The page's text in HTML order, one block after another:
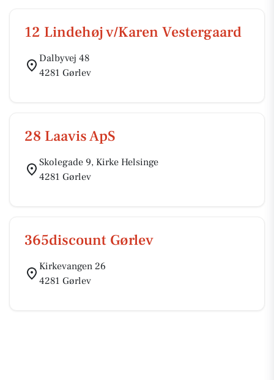
12 Lindehøj v/Karen Vestergaard
Dalbyvej 48
4281 Gørlev
28 Laavis ApS
Skolegade 9, Kirke Helsinge
4281 Gørlev
365discount Gørlev
Kirkevangen 26
4281 Gørlev